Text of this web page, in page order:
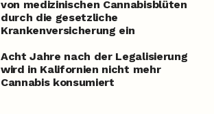
von medizinischen Cannabisblüten
durch die gesetzliche
Krankenversicherung ein
Acht Jahre nach der Legalisierung
wird in Kalifornien nicht mehr
Cannabis konsumiert